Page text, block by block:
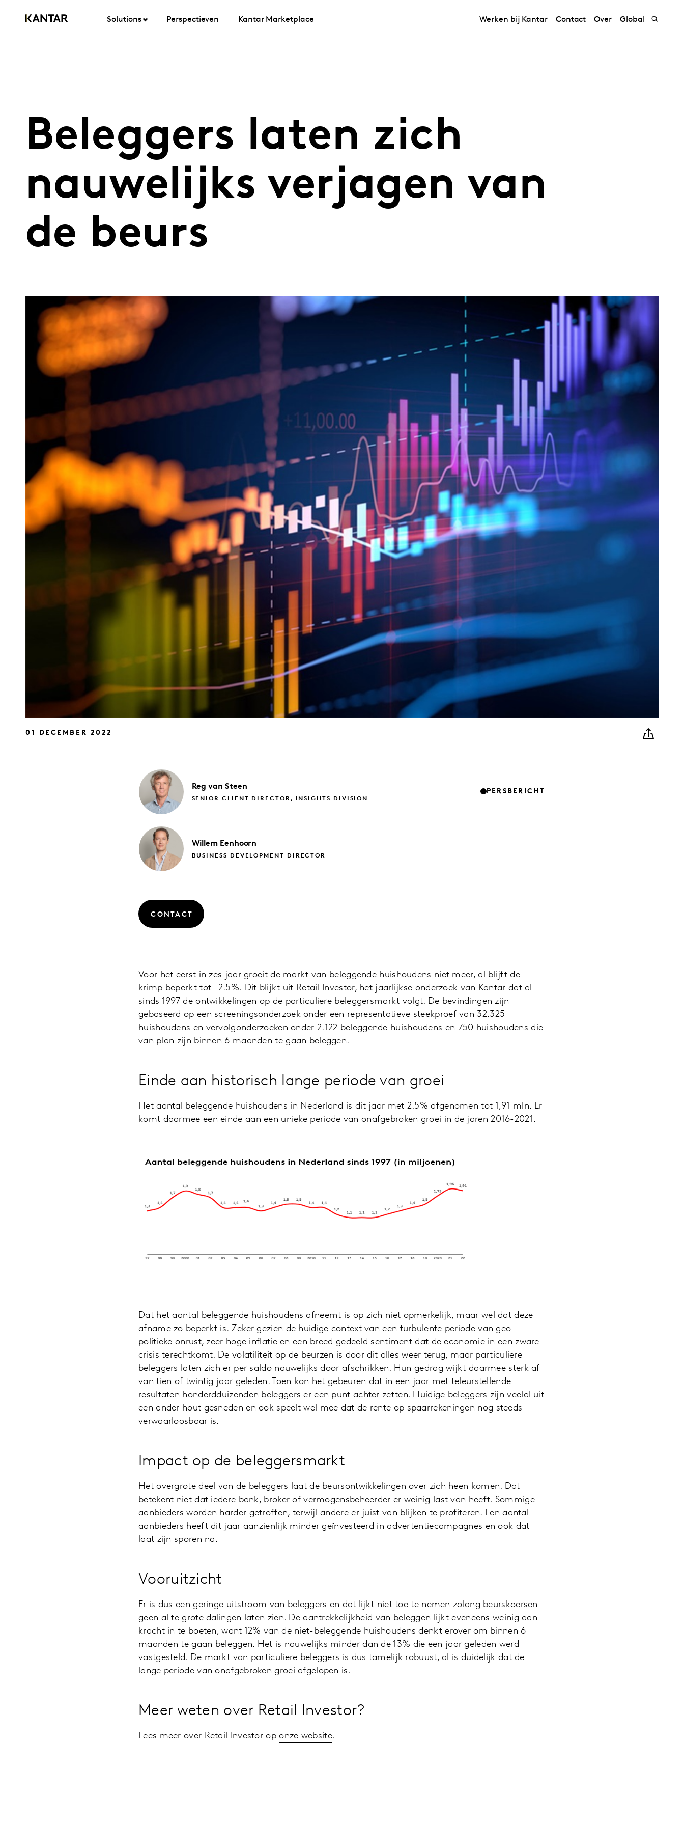
Solutions Perspectieven Kantar Marketplace Werken bij Kantar Contact Over Global
Beleggers laten zich
nauwelijks verjagen van
de beurs
01 DECEMBER 2022
Reg van Steen
SENIOR CLIENT DIRECTOR, INSIGHTS DIVISION
Willem Eenhoorn
BUSINESS DEVELOPMENT DIRECTOR
PERSBERICHT
CONTACT
Voor het eerst in zes jaar groeit de markt van beleggende huishoudens niet meer, al blijft de
krimp beperkt tot -2.5%. Dit blijkt uit Retail Investor, het jaarlijkse onderzoek van Kantar dat al
sinds 1997 de ontwikkelingen op de particuliere beleggersmarkt volgt. De bevindingen zijn
gebaseerd op een screeningsonderzoek onder een representatieve steekproef van 32.325
huishoudens en vervolgonderzoeken onder 2.122 beleggende huishoudens en 750 huishoudens die
van plan zijn binnen 6 maanden te gaan beleggen.
Einde aan historisch lange periode van groei
Het aantal beleggende huishoudens in Nederland is dit jaar met 2.5% afgenomen tot 1,91 mln. Er
komt daarmee een einde aan een unieke periode van onafgebroken groei in de jaren 2016-2021.
Dat het aantal beleggende huishoudens afneemt is op zich niet opmerkelijk, maar wel dat deze
afname zo beperkt is. Zeker gezien de huidige context van een turbulente periode van geo-
politieke onrust, zeer hoge inflatie en een breed gedeeld sentiment dat de economie in een zware
crisis terechtkomt. De volatiliteit op de beurzen is door dit alles weer terug, maar particuliere
beleggers laten zich er per saldo nauwelijks door afschrikken. Hun gedrag wijkt daarmee sterk af
van tien of twintig jaar geleden. Toen kon het gebeuren dat in een jaar met teleurstellende
resultaten honderdduizenden beleggers er een punt achter zetten. Huidige beleggers zijn veelal uit
een ander hout gesneden en ook speelt wel mee dat de rente op spaarrekeningen nog steeds
verwaarloosbaar is.
Impact op de beleggersmarkt
Het overgrote deel van de beleggers laat de beursontwikkelingen over zich heen komen. Dat
betekent niet dat iedere bank, broker of vermogensbeheerder er weinig last van heeft. Sommige
aanbieders worden harder getroffen, terwijl andere er juist van blijken te profiteren. Een aantal
aanbieders heeft dit jaar aanzienlijk minder geïnvesteerd in advertentiecampagnes en ook dat
laat zijn sporen na.
Vooruitzicht
Er is dus een geringe uitstroom van beleggers en dat lijkt niet toe te nemen zolang beurskoersen
geen al te grote dalingen laten zien. De aantrekkelijkheid van beleggen lijkt eveneens weinig aan
kracht in te boeten, want 12% van de niet-beleggende huishoudens denkt erover om binnen 6
maanden te gaan beleggen. Het is nauwelijks minder dan de 13% die een jaar geleden werd
vastgesteld. De markt van particuliere beleggers is dus tamelijk robuust, al is duidelijk dat de
lange periode van onafgebroken groei afgelopen is.
Meer weten over Retail Investor?
Lees meer over Retail Investor oponze website.